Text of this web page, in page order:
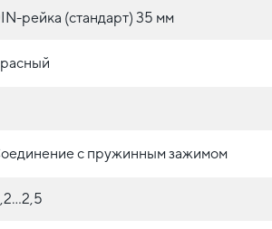
рейка (стандарт) 35 мм
с пружинным зажимом